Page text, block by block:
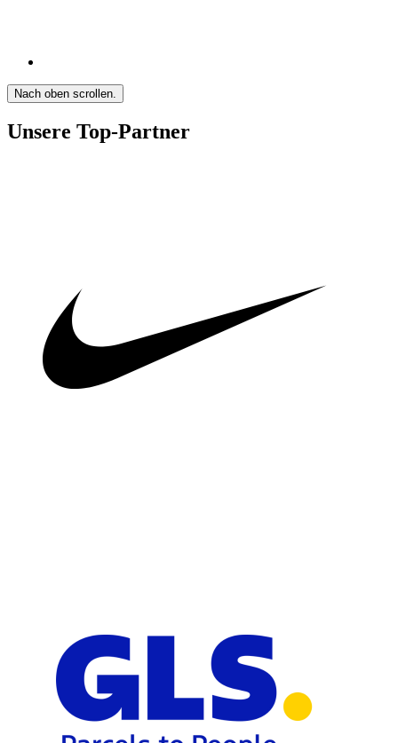
Nach oben scrollen.
Unsere Top-Partner